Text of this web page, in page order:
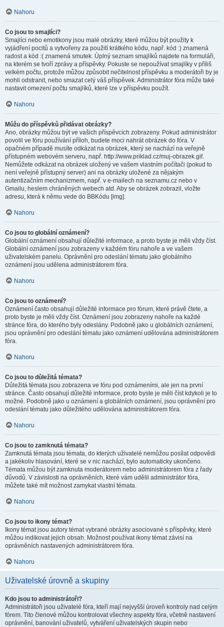
Nahoru
Co jsou to smajlíci?
Smajlíci nebo emotikony jsou malé obrázky, které můžou být použity k
vyjádření pocitů a vytvořeny za použití krátkého kódu, např. kód :) znamená
radost a kód :( znamená smutek. Úplný seznam smajlíků najdete na formuláři,
na kterém se tvoří zprávy a příspěvky. Pokuste se nepoužívat smajlíky v příliš
velkém počtu, protože můžou způsobit nečitelnost příspěvku a moderátoři by je
mohli odstranit, nebo smazat celý váš příspěvek. Administrátor fóra může také
nastavit omezení počtu smajlíků, které lze v příspěvku použít.
Nahoru
Můžu do příspěvků přidávat obrázky?
Ano, obrázky můžou být ve vašich příspěvcích zobrazeny. Pokud administrátor
povolil ve fóru používání příloh, budete moci nahrát obrázek do fóra. V
opačném případě musíte odkázat na obrázek, který se nachází na veřejně
přístupném webovém serveru, např. http://www.priklad.cz/muj-obrazek.gif.
Nemůžete odkázat na obrázek uložený ve vašem vlastním počítači (pokud to
není veřejně přístupný server) ani na obrázky uložené za nějakým
autentizačním mechanizmem, např. v e-mailech na seznamu.cz nebo v
Gmailu, heslem chráněných webech atd. Aby se obrázek zobrazil, vložte
adresu, která k němu vede do BBKódu [img].
Nahoru
Co jsou to globální oznámení?
Globální oznámení obsahují důležité informace, a proto byste je měli vždy číst.
Globální oznámení jsou zobrazeny v každém fóru nahoře a ve vašem
uživatelském panelu. Oprávnění pro odeslání tématu jako globálního
oznámení jsou udělena administrátorem fóra.
Nahoru
Co jsou to oznámení?
Oznámení často obsahují důležité informace pro fórum, které právě čtete, a
proto byste je měli vždy číst. Oznámení jsou zobrazeny nahoře na každé
stránce fóra, do kterého byly odeslány. Podobně jako u globálních oznámení,
jsou oprávnění pro odeslání tématu jako oznámení udělována administrátorem
fóra.
Nahoru
Co jsou to důležitá témata?
Důležitá témata jsou zobrazena ve fóru pod oznámeními, ale jen na první
stránce. Často obsahují důležité informace, proto byste je měli číst kdykoli je to
možné. Podobně jako u oznámení a globálních oznámení, jsou oprávnění pro
odeslání tématu jako důležitého udělována administrátorem fóra.
Nahoru
Co jsou to zamknutá témata?
Zamknutá témata jsou témata, do kterých uživatelé nemůžou posílat odpovědi
a jakékoliv hlasování, které se v nic nachází, bylo automaticky ukončeno.
Témata můžou být zamknuta moderátorem nebo administrátorem fóra z řady
důvodů. V závislosti na oprávněních, které vám udělil administrátor fóra,
můžete také mít možnost zamykat vlastní témata.
Nahoru
Co jsou to ikony témat?
Ikony témat jsou autory témat vybrané obrázky asociované s příspěvky, které
můžou indikovat jejich obsah. Možnost používat ikony témat závisí na
oprávněních nastavených administrátorem fóra.
Nahoru
Uživatelské úrovně a skupiny
Kdo jsou to administrátoři?
Administrátoři jsou uživatelé fóra, kteří mají nejvyšší úroveň kontroly nad celým
fórem. Tito členové můžou kontrolovat všechny aspekty fóra, včetně nastavení
oprávnění, banování uživatelů, vytváření uživatelských skupin nebo